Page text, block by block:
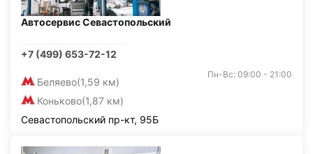
Автосервис Севастопольский
+7 (499) 653-72-12
Беляево(1,59 км)
Коньково(1,87 км)
Пн-Вс: 09:00 - 21:00
Севастопольский пр-кт, 95Б